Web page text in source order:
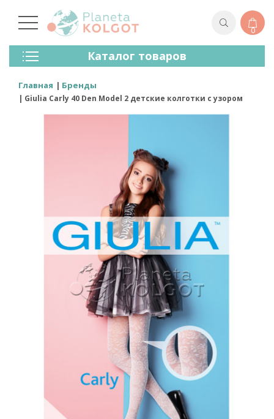
0
Каталог товаров
Колготки
Чулки
Лосины (леггинсы)
Главная Бренды
Giulia Carly 40 Den Model 2 детские колготки с узором